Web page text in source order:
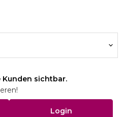
sichtbar.
Login